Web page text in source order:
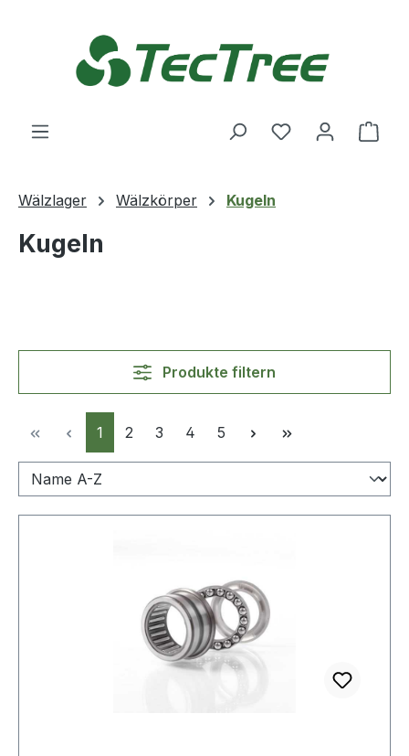
Du hast 0
Wälzlager Wälzkörper Kugeln
Kugeln
Produkte filtern
Seite
1 Seite
2 Seite
3 Seite
4 Seite
5